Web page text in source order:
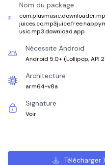
Nom du package
usic.mp3.download.app
Nécessite Android
Android 5.0+ (Lollipop, API
Architecture
arm64-v8a
Signature
Voir
Télécharger